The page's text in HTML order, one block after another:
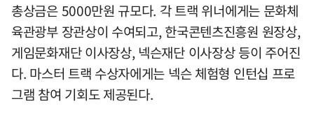
총상금은 5000만원 규모다. 각 트랙 위너에게는 문화체
육관광부 장관상이 수여되고, 한국콘텐츠진흥원 원장상,
게임문화재단 이사장상, 넥슨재단 이사장상 등이 주어진
다. 마스터 트랙 수상자에게는 넥슨 체험형 인턴십 프로
그램 참여 기회도 제공된다.